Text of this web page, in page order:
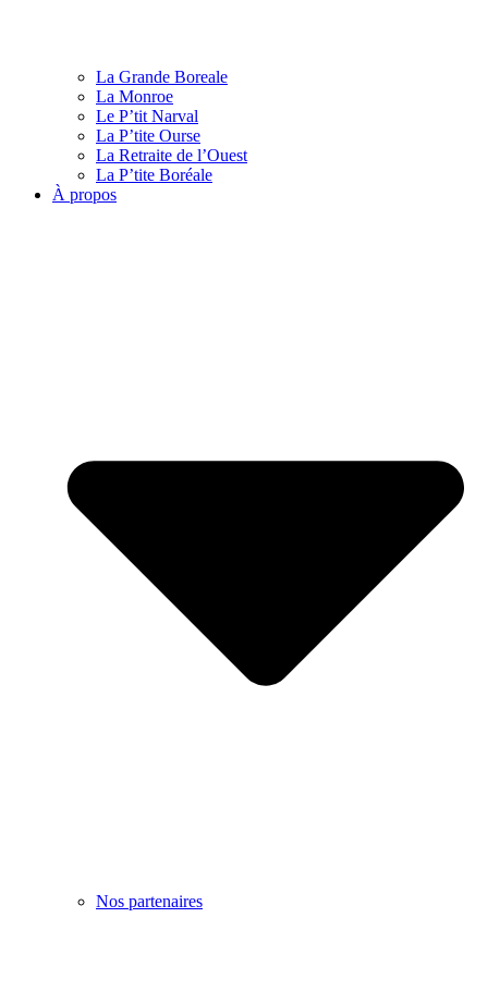
La Grande Boreale
La Monroe
Le P’tit Narval
La P’tite Ourse
La Retraite de l’Ouest
La P’tite Boréale
À propos
Nos partenaires